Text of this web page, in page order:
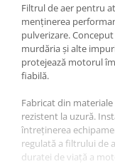
Filtrul de aer pentru
menținerea
pulverizare.
murdăria și alte
protejează motorul
fiabilă.
Fabricat din
rezistent la uzură.
întreținerea
regulată a filtrului de
duratei de viață a